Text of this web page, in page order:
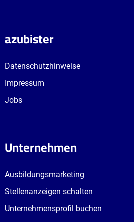
azubister
Datenschutzhinweise
Impressum
Jobs
Unternehmen
Ausbildungsmarketing
Stellenanzeigen schalten
Unternehmensprofil buchen